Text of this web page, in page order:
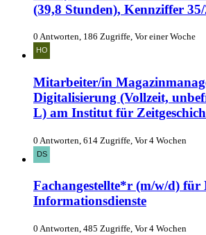
(39,8 Stunden), Kennziffer
0 Antworten, 186 Zugriffe, Vor einer Woche
Mitarbeiter/in
Digitalisierung (Vollzeit,
L) am Institut für
0 Antworten, 614 Zugriffe, Vor 4 Wochen
Fachangestellte*r (m/w/d) für
Informationsdienste
0 Antworten, 485 Zugriffe, Vor 4 Wochen